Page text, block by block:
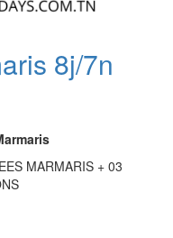
8j/7n
MARMARIS + 03